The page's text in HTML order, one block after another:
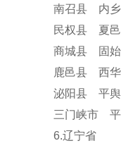
南召县 内
民权县 夏
商城县 固
鹿邑县 西
泌阳县 平
三门峡市
6.辽宁省